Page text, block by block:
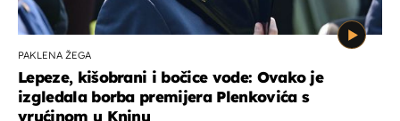
PAKLENA ŽEGA
Lepeze, kišobrani i bočice vode: Ovako je
izgledala borba premijera Plenkovića s
vrućinom u Kninu